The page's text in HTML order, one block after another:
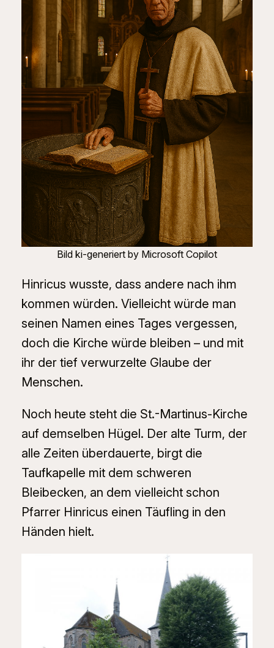
Bild ki-generiert by Microsoft Copilot
Hinricus wusste, dass andere nach ihm
kommen würden. Vielleicht würde man
seinen Namen eines Tages vergessen,
doch die Kirche würde bleiben – und mit
ihr der tief verwurzelte Glaube der
Menschen.
Noch heute steht die St.-Martinus-Kirche
auf demselben Hügel. Der alte Turm, der
alle Zeiten überdauerte, birgt die
Taufkapelle mit dem schweren
Bleibecken, an dem vielleicht schon
Pfarrer Hinricus einen Täufling in den
Händen hielt.